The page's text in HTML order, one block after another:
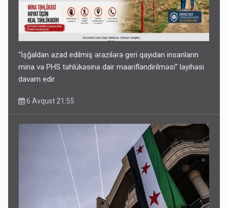
“İşğaldan azad edilmiş ərazilərə geri qayıdan insanların
mina və PHS təhlükəsinə dair maarifləndirilməsi” layihəsi
davam edir
6 Avqust 21:55